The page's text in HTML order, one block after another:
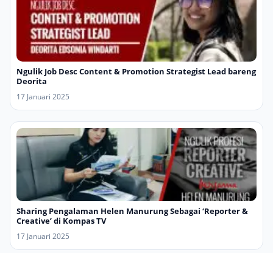
Ngulik Job Desc Content & Promotion Strategist Lead bareng
Deorita
17 Januari 2025
Sharing Pengalaman Helen Manurung Sebagai ‘Reporter &
Creative’ di Kompas TV
17 Januari 2025